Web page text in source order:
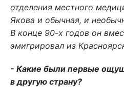
отделения местного
Якова и обычная, и
В конце 90-х годов он
эмигрировал из
- Какие были первые
в другую страну?